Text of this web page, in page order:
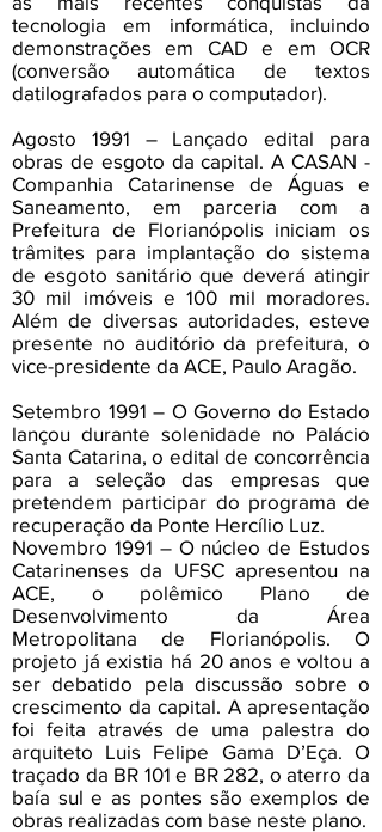
tecnologia em informática, incluindo
demonstrações em CAD e em OCR
(conversão automática de textos
datilografados para o computador).
Agosto 1991 – Lançado edital para
obras de esgoto da capital. A CASAN -
Companhia Catarinense de Águas e
Saneamento, em parceria com a
Prefeitura de Florianópolis iniciam os
trâmites para implantação do sistema
de esgoto sanitário que deverá atingir
30 mil imóveis e 100 mil moradores.
Além de diversas autoridades, esteve
presente no auditório da prefeitura, o
vice-presidente da ACE, Paulo Aragão.
Setembro 1991 – O Governo do Estado
lançou durante solenidade no Palácio
Santa Catarina, o edital de concorrência
para a seleção das empresas que
pretendem participar do programa de
recuperação da Ponte Hercílio Luz.
Novembro 1991 – O núcleo de Estudos
Catarinenses da UFSC apresentou na
ACE, o polêmico Plano de
Desenvolvimento da Área
Metropolitana de Florianópolis. O
projeto já existia há 20 anos e voltou a
ser debatido pela discussão sobre o
crescimento da capital. A apresentação
foi feita através de uma palestra do
arquiteto Luis Felipe Gama D’Eça. O
traçado da BR 101 e BR 282, o aterro da
baía sul e as pontes são exemplos de
obras realizadas com base neste plano.